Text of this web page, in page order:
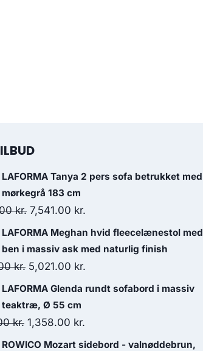
LAFORMA Tanya 2 pers sofa betrukket med
mørkegrå 183 cm
kr. 7,541.00 kr.
LAFORMA Meghan hvid fleecelænestol med
ben i massiv ask med naturlig finish
kr. 5,021.00 kr.
LAFORMA Glenda rundt sofabord i massiv
teaktræ, Ø 55 cm
kr. 1,358.00 kr.
ROWICO Mozart sidebord - valnøddebrun,